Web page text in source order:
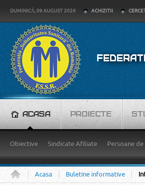
DUMINICĂ, 09 AUGUST 2026 ACHIZITII
ACASA
Obiective Sindicate Afiliate Persoane
PROIECTE
Acasa Buletine informative